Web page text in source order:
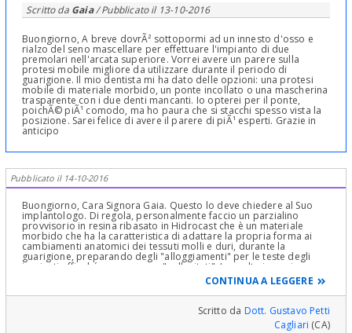
Scritto da Gaia/ Pubblicato il 13-10-2016
Buongiorno, A breve dovrÃ² sottopormi ad un innesto d'osso e
rialzo del seno mascellare per effettuare l'impianto di due
premolari nell'arcata superiore. Vorrei avere un parere sulla
protesi mobile migliore da utilizzare durante il periodo di
guarigione. Il mio dentista mi ha dato delle opzioni: una protesi
mobile di materiale morbido, un ponte incollato o una mascherina
trasparente con i due denti mancanti. Io opterei per il ponte,
poichÃ© piÃ¹ comodo, ma ho paura che si stacchi spesso vista la
posizione. Sarei felice di avere il parere di piÃ¹ esperti. Grazie in
anticipo
Pubblicato il 14-10-2016
Buongiorno, Cara Signora Gaia. Questo lo deve chiedere al Suo
implantologo. Di regola, personalmente faccio un parzialino
provvisorio in resina ribasato in Hidrocast che è un materiale
morbido che ha la caratteristica di adattare la propria forma ai
cambiamenti anatomici dei tessuti molli e duri, durante la
guarigione, preparando degli "alloggiamenti" per le teste degli
impianti affinché non vengano "sollecitati". La scelta in ogni caso
dipende dalla situazione clinica locale Gnatologica e conservativa!
Presentare tre o più opzioni può essere corretto dal punto di vista
informativo ma poi la scelta deve essere fatta dal Dentista e non
lasciata al paziente! Parli quindi col suo Dentista e faccia scegliere
a Lui! E' Lui che si deve assumere le responsabilità, non Lei! Cari
CONTINUA A LEGGERE
Scritto da Dott. Gustavo Petti
Cagliari (CA)